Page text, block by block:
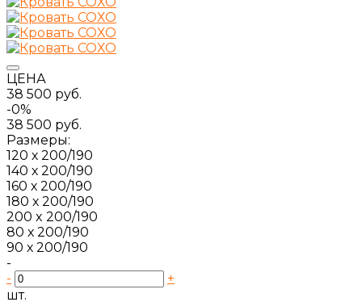
ЦЕНА
38 500 руб.
-0%
38 500 руб.
Размеры:
120 х 200/190
140 х 200/190
160 х 200/190
180 х 200/190
200 x 200/190
80 х 200/190
90 х 200/190
-
-
+
шт.